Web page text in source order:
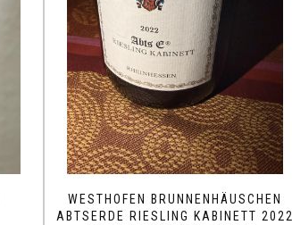
WESTHOFEN BRUNNENHÄUSCHEN
ABTSERDE RIESLING KABINETT 2022